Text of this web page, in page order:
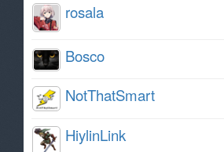
rosala
Bosco
NotThatSmart
HiylinLink